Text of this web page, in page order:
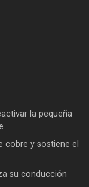
la pequeña
cobre y sostiene el
su conducción